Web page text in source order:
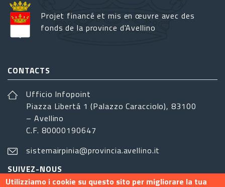
Projet financé et mis en œuvre avec des
fonds de la province d'Avellino
CONTACTS
Ufficio Infopoint
Piazza Libertá 1 (Palazzo Caracciolo), 83100
– Avellino
C.F. 80000190647
sistemairpinia@provincia.avellino.it
SUIVEZ-NOUS
Utilizziamo i cookie su questo sito per migliorare la tua